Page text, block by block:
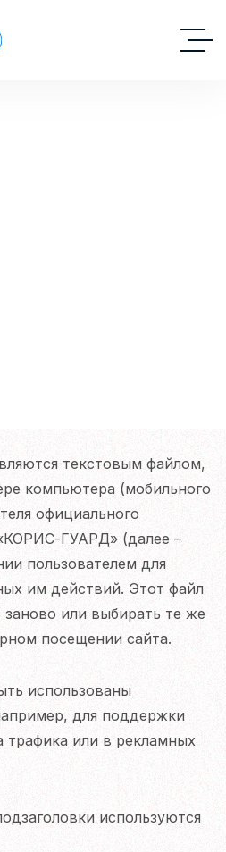
текстовым файлом,
компьютера (мобильного
официального
ГУАРД» (далее –
пользователем для
им действий. Этот файл
заново или выбирать те же
посещении сайта.
использованы
для поддержки
трафика или в рекламных
используются